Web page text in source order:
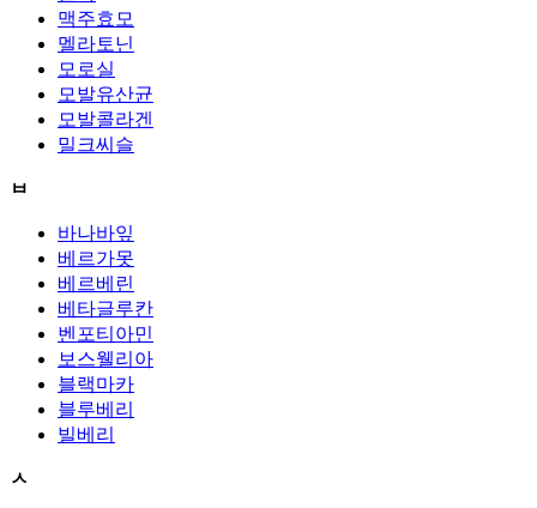
맥주효모
멜라토닌
모로실
모발유산균
모발콜라겐
밀크씨슬
ㅂ
바나바잎
베르가못
베르베린
베타글루칸
벤포티아민
보스웰리아
블랙마카
블루베리
빌베리
ㅅ